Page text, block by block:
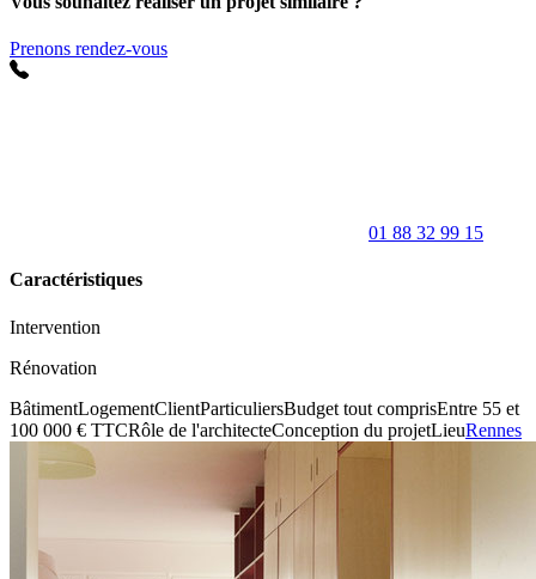
Prenons rendez-vous
01 88 32 99 15
Caractéristiques
Intervention
Rénovation
BâtimentLogementClientParticuliersBudget tout comprisEntre 55 et
100 000 € TTCRôle de l'architecteConception du projetLieuRennes